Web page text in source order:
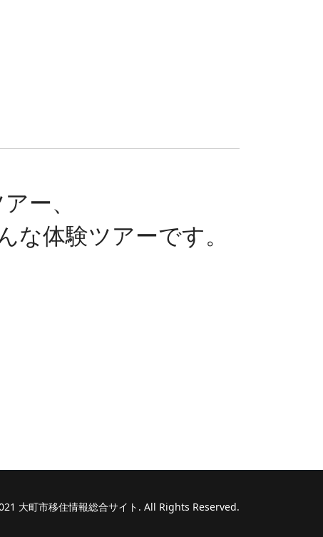
ー、
な体験ツアーです。
大町市移住情報総合サイト. All Rights Reserved.